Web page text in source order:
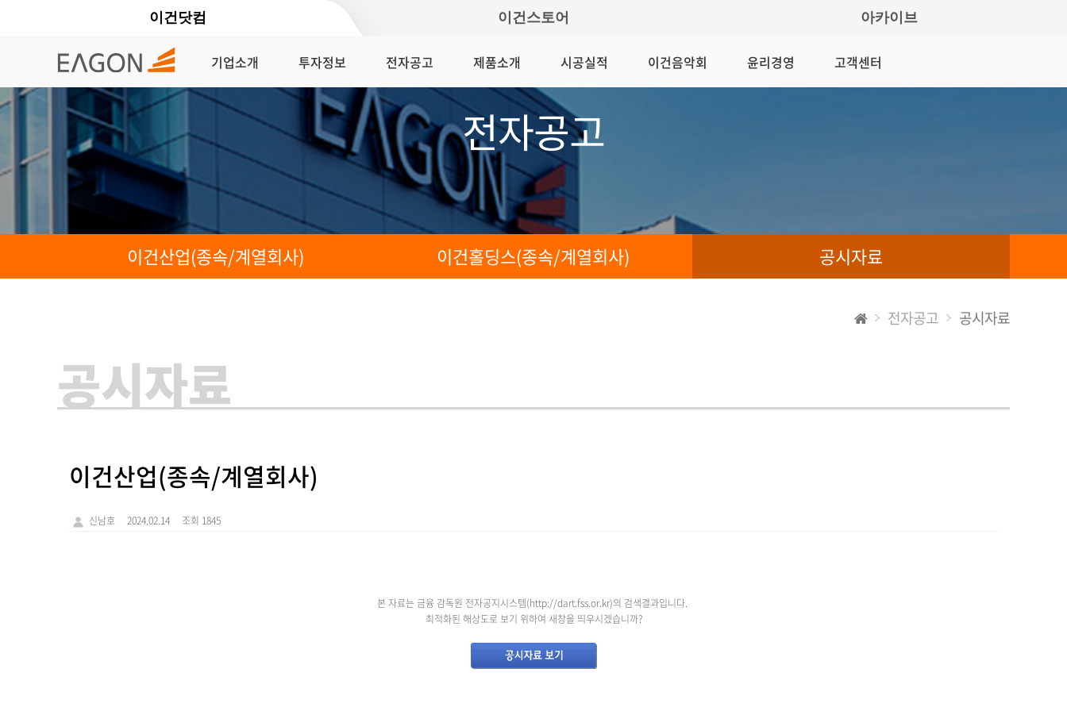
이건닷컴 이건스토어 아카이브
기업소개 투자정보 전자공고 제품소개 시공실적 이건음악회 윤리경영 고객센터
전자공고
이건산업(종속/계열회사) 이건홀딩스(종속/계열회사) 공시자료
전자공고 공시자료
공시자료
이건산업(종속/계열회사)
신남호 2024.02.14 조회 1845
본 자료는 금융 감독원 전자공지시스템(http://dart.fss.or.kr)의 검색결과입니다.
최적화된 해상도로 보기 위하여 새창을 띄우시겠습니까?